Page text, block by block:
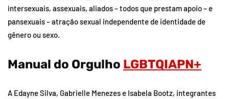
intersexuais, assexuais, aliados – todos que prestam apoio – e
pansexuais – atração sexual independente de identidade de
gênero ou sexo.
Manual do Orgulho LGBTQIAPN+
A Edayne Silva, Gabrielle Menezes e Isabela Bootz, integrantes